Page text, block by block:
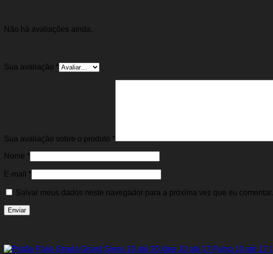
Não há avaliações ainda.
Sua avaliação *
Sua avaliação sobre o produto *
Nome *
E-mail *
Salvar meus dados neste navegador para a próxima vez que eu comentar.